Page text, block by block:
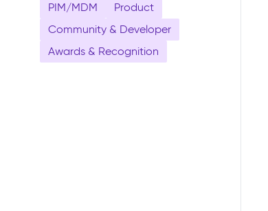
PIM/MDM
Product
Community & Developer
Awards & Recognition